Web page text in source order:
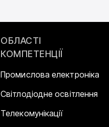
ОБЛАСТІ
КОМПЕТЕНЦІЇ
Промислова електроніка
Світлодіодне освітлення
Телекомунікації